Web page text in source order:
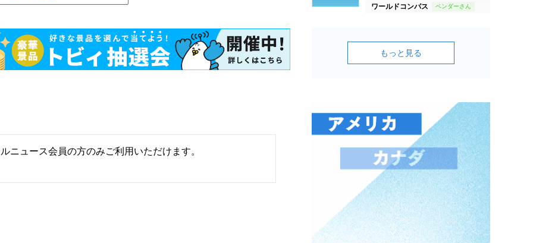
ニュース会員の方のみご利用いただけます。
ワールドコンパス
もっと見る